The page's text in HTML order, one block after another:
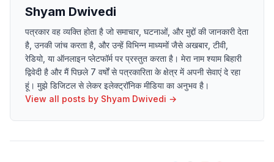
Shyam Dwivedi
पत्रकार वह व्यक्ति होता है जो समाचार, घटनाओं, और मुद्दों की जानकारी देता
है, उनकी जांच करता है, और उन्हें विभिन्न माध्यमों जैसे अखबार, टीवी,
रेडियो, या ऑनलाइन प्लेटफॉर्म पर प्रस्तुत करता है। मेरा नाम श्याम बिहारी
द्विवेदी है और मैं पिछले 7 वर्षों से पत्रकारिता के क्षेत्र में अपनी सेवाएं दे रहा
हूं। मुझे डिजिटल से लेकर इलेक्ट्रॉनिक मीडिया का अनुभव है।
View all posts by Shyam Dwivedi →